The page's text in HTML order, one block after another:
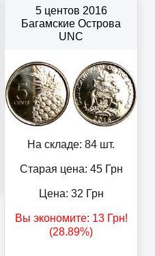
5 центов 2016
Багамские Острова
UNC
На складе: 84 шт.
Старая цена: 45Грн
Цена: 32 Грн
Вы экономите: 13Грн!
(28.89%)